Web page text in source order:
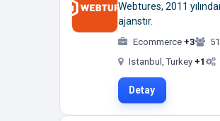
Webtures, 2011
ajanstır.
Ecommerce +3
Istanbul, Turkey +1
Detay